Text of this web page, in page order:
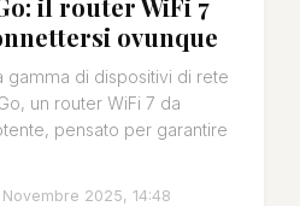
il router WiFi 7
ovunque
gamma di dispositivi di rete
un router WiFi 7 da
pensato per garantire
Novembre 2025, 14:48